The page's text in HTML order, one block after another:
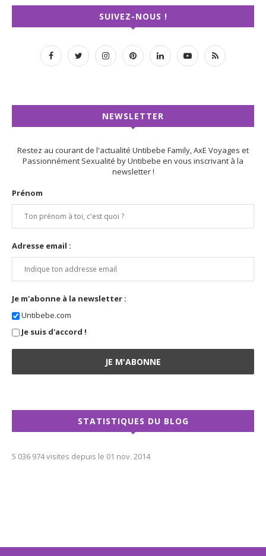
SUIVEZ-NOUS !
NEWSLETTER
Restez au courant de l'actualité Untibebe Family, AxE Voyages et
Passionnément Sexualité by Untibebe en vous inscrivant à la
newsletter !
Prénom
Adresse email :
Je m'abonne à la newsletter :
Untibebe.com
Je suis d'accord !
STATISTIQUES DU BLOG
5 036 974 visites depuis le 01 nov. 2014